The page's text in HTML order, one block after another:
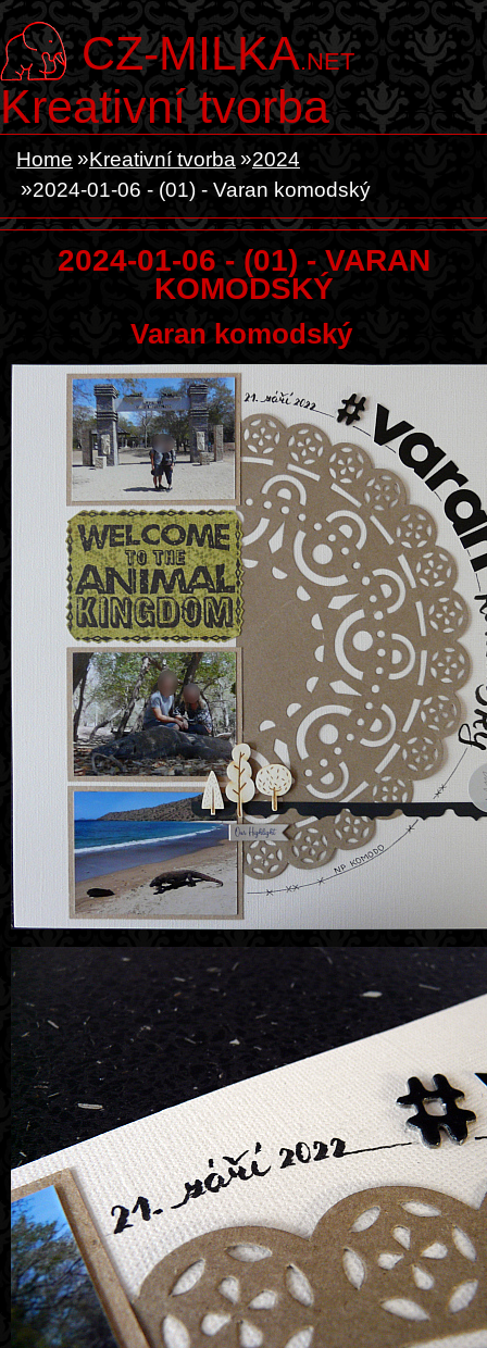
CZ-MILKA.NET
Kreativní tvorba
Home Kreativní tvorba
2024
2024-01-06 - (01) - Varan komodský
2024-01-06 - (01) - VARAN
KOMODSKÝ
Varan komodský